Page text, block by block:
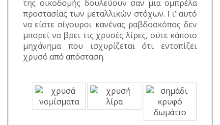
της οικοδομής δουλεύουν σαν μια ομπρέλα
προστασίας των μεταλλικών στόχων. Γι’ αυτό
να είστε σίγουροι κανένας ραβδοσκόπος δεν
μπορεί να βρει τις χρυσές λίρες, ούτε κάποιο
μηχάνημα που ισχυρίζεται ότι εντοπίζει
χρυσό από απόσταση.